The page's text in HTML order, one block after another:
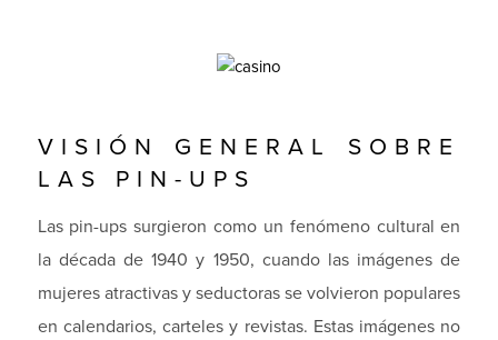
VISIÓN GENERAL SOBRE
LAS PIN-UPS
Las pin-ups surgieron como un fenómeno cultural en
la década de 1940 y 1950, cuando las imágenes de
mujeres atractivas y seductoras se volvieron populares
en calendarios, carteles y revistas. Estas imágenes no